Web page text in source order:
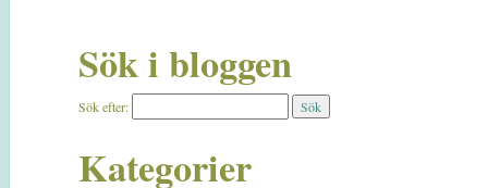
Sök i bloggen
Sök efter:
Kategorier